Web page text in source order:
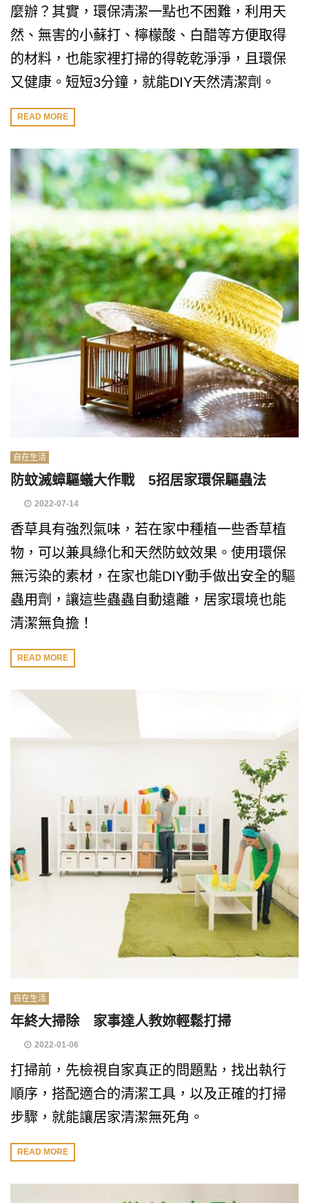
麼辦？其實，環保清潔一點也不困難，利用天
然、無害的小蘇打、檸檬酸、白醋等方便取得
的材料，也能家裡打掃的得乾乾淨淨，且環保
又健康。短短3分鐘，就能DIY天然清潔劑。
READ MORE
自在生活
防蚊滅蟑驅蟻大作戰 5招居家環保驅蟲法
2022-07-14
香草具有強烈氣味，若在家中種植一些香草植
物，可以兼具綠化和天然防蚊效果。使用環保
無污染的素材，在家也能DIY動手做出安全的驅
蟲用劑，讓這些蟲蟲自動遠離，居家環境也能
清潔無負擔！
READ MORE
自在生活
年終大掃除 家事達人教妳輕鬆打掃
2022-01-06
打掃前，先檢視自家真正的問題點，找出執行
順序，搭配適合的清潔工具，以及正確的打掃
步驟，就能讓居家清潔無死角。
READ MORE